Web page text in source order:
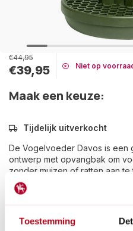
Toestemming
€44,95
€39,95 Niet op
Maak een keuze:
Tijdelijk uitverkocht
De Vogelvoeder Davos is een
ontwerp met opvangbak om
zonder muizen of ratten aan te
Lees meer
Gratis verzenden
vanaf €